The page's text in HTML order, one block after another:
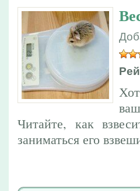
Читайте, как
заниматься его